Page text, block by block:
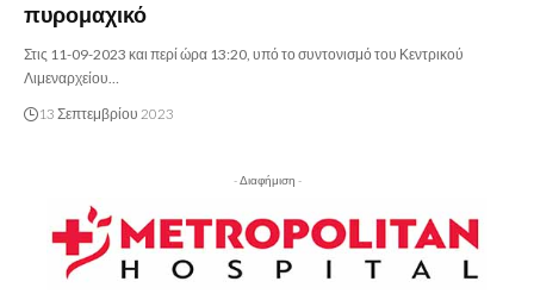
πυρομαχικό
Στις 11-09-2023 και περί ώρα 13:20, υπό το συντονισμό του Κεντρικού
Λιμεναρχείου…
13 Σεπτεμβρίου 2023
- Διαφήμιση -